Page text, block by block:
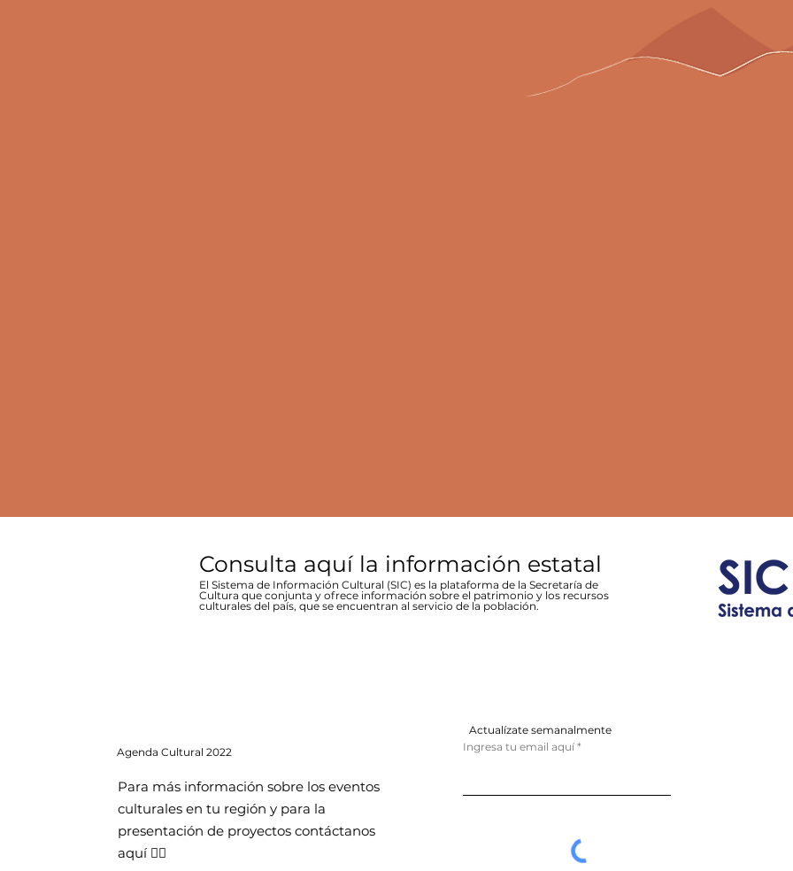
Consulta aquí la información estatal
El Sistema de Información Cultural (SIC) es la plataforma de la Secretaría de
Cultura que conjunta y ofrece información sobre el patrimonio y los recursos
culturales del país, que se encuentran al servicio de la población.
AgendaCultural 2022
Para más información sobre los eventos
culturales en tu región y para la
presentación de proyectos contáctanos
aquí 👇🏻
Actualízate semanalmente
Ingresa tu email aquí